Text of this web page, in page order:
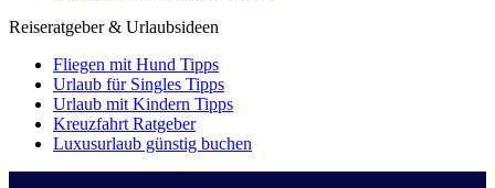
Reiseratgeber & Urlaubsideen
Fliegen mit Hund Tipps
Urlaub für Singles Tipps
Urlaub mit Kindern Tipps
Kreuzfahrt Ratgeber
Luxusurlaub günstig buchen